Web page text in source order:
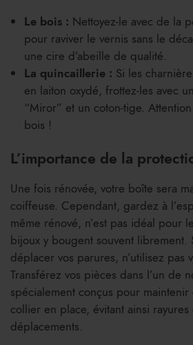
Le bois : Nettoyez-le avec de la
pour raviver le vernis sans le
une cire d’abeille de qualité.
La quincaillerie : Si les
en laiton oxydé, frottez-les avec
“Miror” et un coton-tige.
bois !
L’importance de la
Une fois rénovée, votre boîte sera
coiffeuse. Cependant, gardez à
même rénové, n’est pas idéal pour
bijoux y bougent souvent librement.
déplacer vos parures, n’utilisez pas
Transférez vos pièces dans l’un de
spécialement conçus pour
collier en place, évitant ainsi
déplacements.